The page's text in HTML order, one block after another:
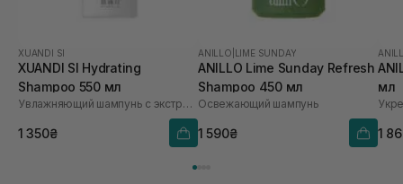
XUANDI SI
XUANDI SI Hydrating
Shampoo 550 мл
Увлажняющий шампунь с экстрактом зерна
1 350₴
ANILLO LIME SUNDAY
ANILLO Lime Sunday Refresh
Shampoo 450 мл
Освежающий шампунь
1 590₴
мл
1